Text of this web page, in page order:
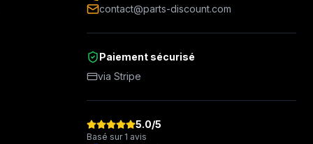
contact@parts-discount.com
Paiement sécurisé
via Stripe
5.0/5
Basé sur 1 avis